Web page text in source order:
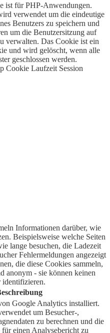
ist für PHP-Anwendungen.
verwendet um die eindeutige
Benutzers zu speichern und
um die Benutzersitzung auf
verwalten. Das Cookie ist ein
und wird gelöscht, wenn alle
geschlossen werden.
Cookie Laufzeit Session
Informationen darüber, wie
Beispielsweise welche Seiten
lange besuchen, die Ladezeit
Fehlermeldungen angezeigt
die diese Cookies sammeln,
anonym - sie können keinen
identifizieren.
Google Analytics installiert.
um Besucher-,
zu berechnen und die
einen Analysebericht zu